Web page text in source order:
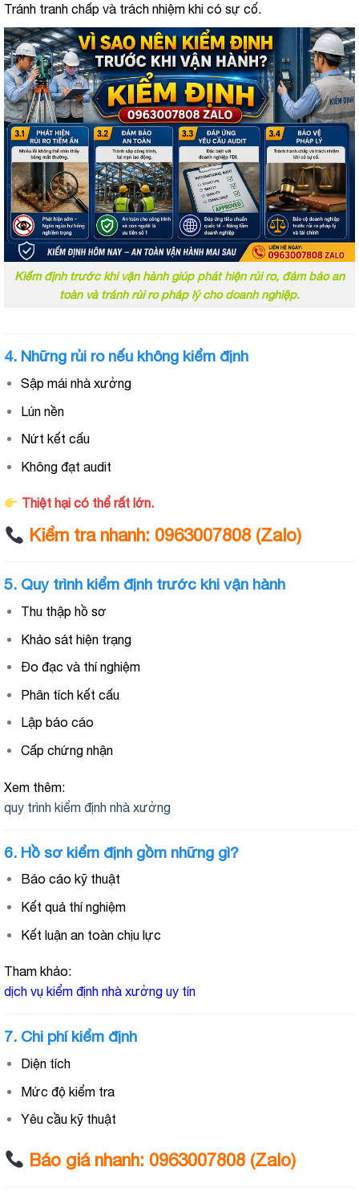
Tránh tranh chấp và trách nhiệm khi có sự cố.
Kiểm định trước khi vận hành giúp phát hiện rủi ro, đảm bảo an
toàn và tránh rủi ro pháp lý cho doanh nghiệp.
4. Những rủi ro nếu không kiểm định
Sập mái nhà xưởng
Lún nền
Nứt kết cấu
Không đạt audit
Thiệt hại có thể rất lớn.
Kiểm tra nhanh: 0963007808 (Zalo)
5. Quy trình kiểm định trước khi vận hành
Thu thập hồ sơ
Khảo sát hiện trạng
Đo đạc và thí nghiệm
Phân tích kết cấu
Lập báo cáo
Cấp chứng nhận
Xem thêm:
quy trình kiểm định nhà xưởng
6. Hồ sơ kiểm định gồm những gì?
Báo cáo kỹ thuật
Kết quả thí nghiệm
Kết luận an toàn chịu lực
Tham khảo:
dịch vụ kiểm định nhà xưởng uy tín
7. Chi phí kiểm định
Diện tích
Mức độ kiểm tra
Yêu cầu kỹ thuật
Báo giá nhanh: 0963007808 (Zalo)